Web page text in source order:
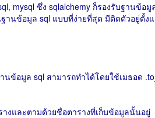
mysql ซึ่ง sqlalchemy ก็รองรับฐานข้อ
านข้อมูล sql แบบที่ง่ายที่สุด มีติดตัวอยู่ตั้ง
ข้อมูล sql สามารถทำได้โดยใช้เมธอด
งและตามด้วยชื่อตารางที่เก็บข้อมูลนั้นอยู่